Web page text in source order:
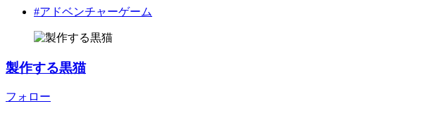
#アドベンチャーゲーム
製作する黒猫
フォロー